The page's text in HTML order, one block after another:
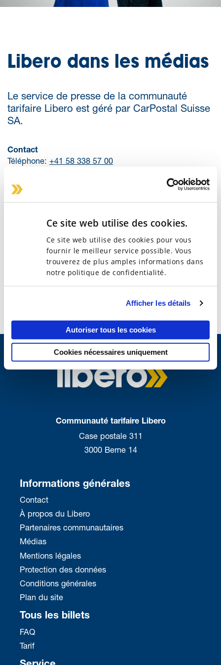
Ce site web utilise des cookies.
Ce site web utilise des cookies pour vous
fournir le meilleur service possible. Vous
trouverez de plus amples informations dans
notre politique de confidentialité.
Afficher les détails
Autoriser tous les cookies
Cookies nécessaires uniquement
Libero dans les médias
Le service de presse de la communauté
tarifaire Libero est géré par CarPostal Suisse
SA.
Contact
Téléphone: +41 58 338 57 00
Communiqués de presse
Rapports annuels
Communauté tarifaire Libero
Case postale 311
3000 Berne 14
Informations générales
Contact
À propos du Libero
Partenaires communautaires
Médias
Mentions légales
Protection des données
Conditions générales
Plan du site
Tous les billets
FAQ
Tarif